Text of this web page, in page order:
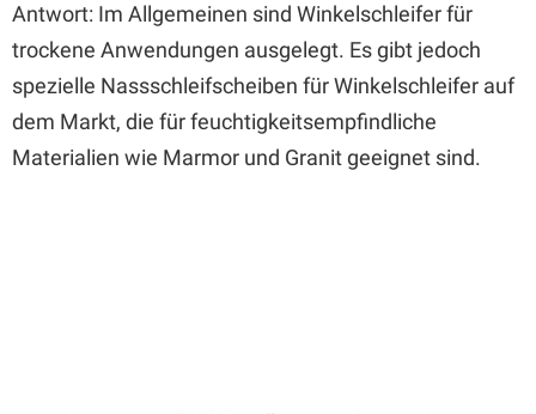
Antwort: Im Allgemeinen sind Winkelschleifer für
trockene Anwendungen ausgelegt. Es gibt jedoch
spezielle Nassschleifscheiben für Winkelschleifer auf
dem Markt, die für feuchtigkeitsempfindliche
Materialien wie Marmor und Granit geeignet sind.